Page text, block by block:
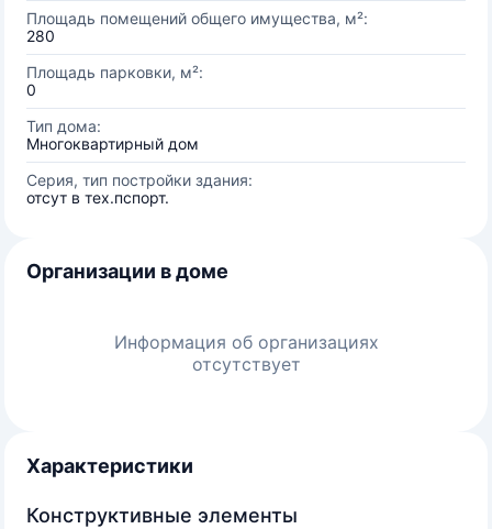
Площадь помещений общего имущества, м²:
280
Площадь парковки, м²:
0
Тип дома:
Многоквартирный дом
Серия, тип постройки здания:
отсут в тех.пспорт.
Организации в доме
Информация об организациях
отсутствует
Характеристики
Конструктивные элементы